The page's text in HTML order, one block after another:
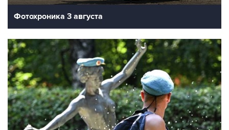
Фотохроника 3 августа